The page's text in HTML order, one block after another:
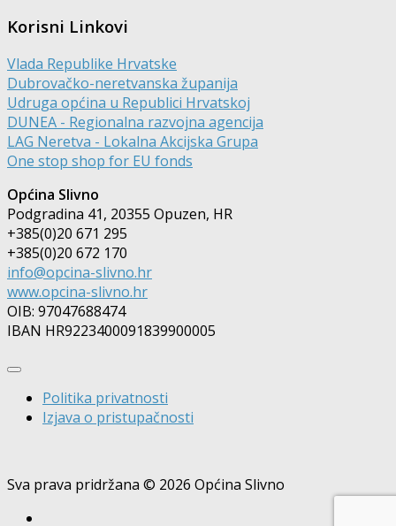
Korisni Linkovi
Vlada Republike Hrvatske
Dubrovačko-neretvanska županija
Udruga općina u Republici Hrvatskoj
DUNEA - Regionalna razvojna agencija
LAG Neretva - Lokalna Akcijska Grupa
One stop shop for EU fonds
Općina Slivno
Podgradina 41, 20355 Opuzen, HR
+385(0)20 671 295
+385(0)20 672 170
info@opcina-slivno.hr
www.opcina-slivno.hr
OIB: 97047688474
IBAN HR9223400091839900005
Politika privatnosti
Izjava o pristupačnosti
Sva prava pridržana © 2026 Općina Slivno